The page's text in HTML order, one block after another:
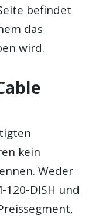
befindet
das
wird.
kein
Weder
120-DISH und